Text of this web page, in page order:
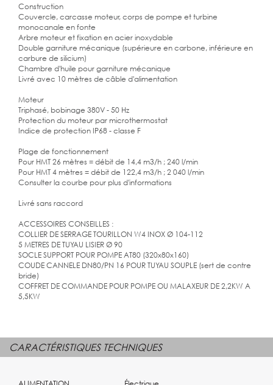
Construction
Couvercle, carcasse moteur, corps de pompe et turbine
monocanale en fonte
Arbre moteur et fixation en acier inoxydable
Double garniture mécanique (supérieure en carbone, inférieure en
carbure de silicium)
Chambre d'huile pour garniture mécanique
Livré avec 10 mètres de câble d'alimentation
Moteur
Triphasé, bobinage 380V - 50 Hz
Protection du moteur par microthermostat
Indice de protection IP68 - classe F
Plage de fonctionnement
Pour HMT 26 mètres = débit de 14,4 m3/h ; 240 l/min
Pour HMT 4 mètres = débit de 122,4 m3/h ; 2 040 l/min
Consulter la courbe pour plus d'informations
Livré sans raccord
ACCESSOIRES CONSEILLES :
COLLIER DE SERRAGE TOURILLON W4 INOX Ø 104-112
5 METRES DE TUYAU LISIER Ø 90
SOCLE SUPPORT POUR POMPE AT80 (320x80x160)
COUDE CANNELE DN80/PN 16 POUR TUYAU SOUPLE (sert de contre
bride)
COFFRET DE COMMANDE POUR POMPE OU MALAXEUR DE 2,2KW A
5,5KW
CARACTÉRISTIQUES TECHNIQUES